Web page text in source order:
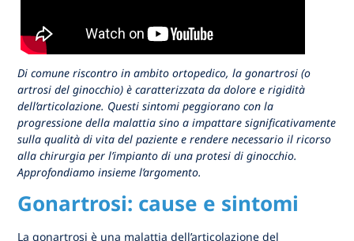
Di comune riscontro in ambito ortopedico, la gonartrosi (o
artrosi del ginocchio) è caratterizzata da dolore e rigidità
dell’articolazione. Questi sintomi peggiorano con la
progressione della malattia sino a impattare significativamente
sulla qualità di vita del paziente e rendere necessario il ricorso
alla chirurgia per l’impianto di una protesi di ginocchio.
Approfondiamo insieme l’argomento.
Gonartrosi: cause e sintomi
La gonartrosi è una malattia dell’articolazione del